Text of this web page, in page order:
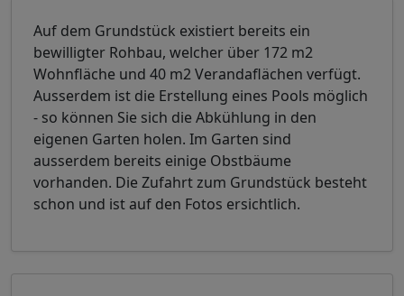
Auf dem Grundstück existiert bereits ein
bewilligter Rohbau, welcher über 172 m2
Wohnfläche und 40 m2 Verandaflächen verfügt.
Ausserdem ist die Erstellung eines Pools möglich
- so können Sie sich die Abkühlung in den
eigenen Garten holen. Im Garten sind
ausserdem bereits einige Obstbäume
vorhanden. Die Zufahrt zum Grundstück besteht
schon und ist auf den Fotos ersichtlich.